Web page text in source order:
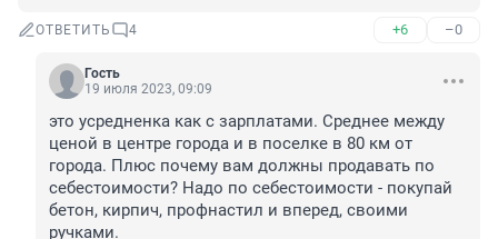
ОТВЕТИТЬ 4 +6 –0
Гость
19 июля 2023, 09:09
это усредненка как с зарплатами. Среднее между
ценой в центре города и в поселке в 80 км от
города. Плюс почему вам должны продавать по
себестоимости? Надо по себестоимости - покупай
бетон, кирпич, профнастил и вперед, своими
ручками.